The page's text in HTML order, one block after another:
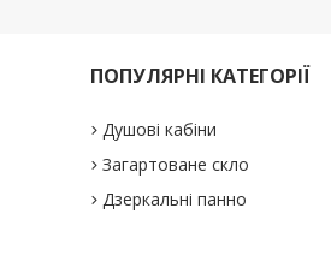
ПОПУЛЯРНІ КАТЕГОРІЇ
Душові кабіни
Загартоване скло
Дзеркальні панно